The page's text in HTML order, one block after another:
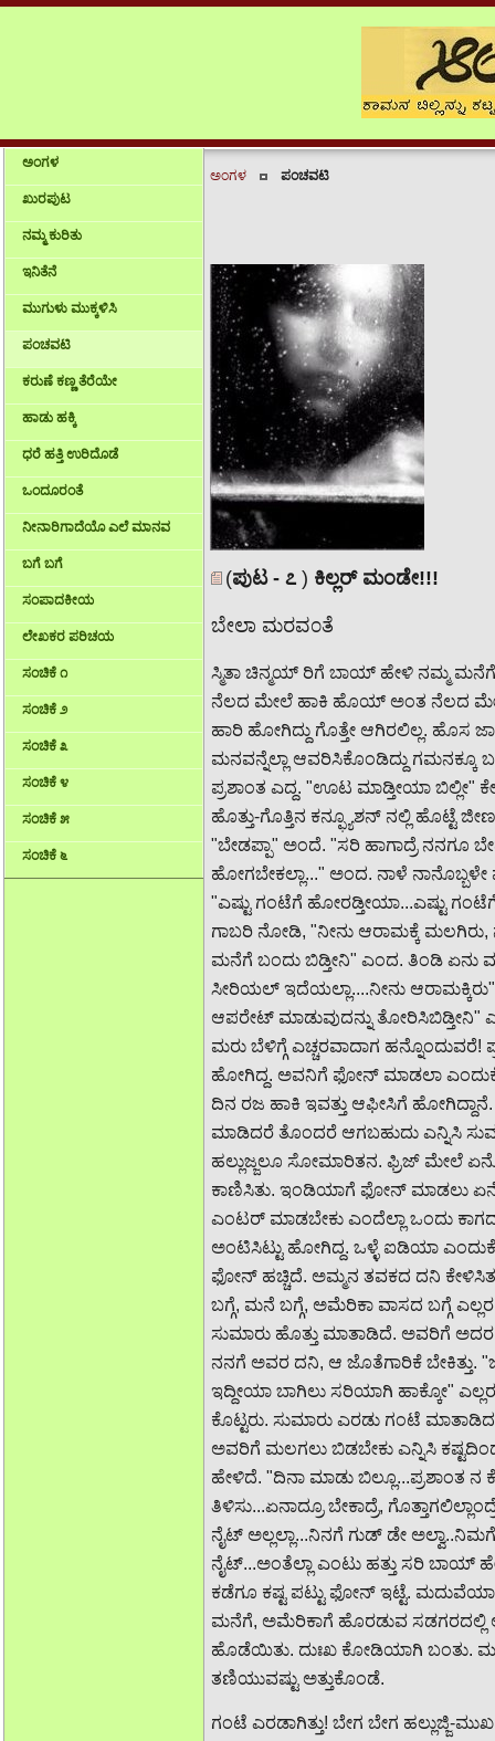
ಅಂಗಳ
ಖುರಪುಟ
ನಮ್ಮ ಕುರಿತು
ಇನಿತೆನೆ
ಮುಗುಳು ಮುಕ್ಕಳಿಸಿ
ಪಂಚವಟಿ
ಕರುಣೆ ಕಣ್ಣ ತೆರೆಯೇ
ಹಾಡು ಹಕ್ಕಿ
ಧರೆ ಹತ್ತಿ ಉರಿದೊಡೆ
ಒಂದೂರಂತೆ
ನೀನಾರಿಗಾದೆಯೊ ಎಲೆ ಮಾನವ
ಬಗೆ ಬಗೆ
ಸಂಪಾದಕೀಯ
ಲೇಖಕರ ಪರಿಚಯ
ಸಂಚಿಕೆ ೧
ಸಂಚಿಕೆ ೨
ಸಂಚಿಕೆ ೩
ಸಂಚಿಕೆ ೪
ಸಂಚಿಕೆ ೫
ಸಂಚಿಕೆ ೬
ಅಂಗಳ ಪಂಚವಟಿ
(ಪುಟ - ೭ ) ಕಿಲ್ಲರ್ ಮಂಡೇ!!!
ಬೇಲಾ ಮರವ೦ತೆ
ಸ್ಮಿತಾ ಚಿನ್ಮಯ್ ರಿಗೆ ಬಾಯ್ ಹೇಳಿ ನಮ್ಮ ಮನೆಗೆ
ನೆಲದ ಮೇಲೆ ಹಾಕಿ ಹೊಯ್ ಅಂತ ನೆಲದ ಮೇಲೆ
ಹಾರಿ ಹೋಗಿದ್ದು ಗೊತ್ತೇ ಆಗಿರಲಿಲ್ಲ. ಹೊಸ
ಮನವನ್ನೆಲ್ಲಾ ಆವರಿಸಿಕೊಂಡಿದ್ದು ಗಮನಕ್ಕೂ
ಪ್ರಶಾಂತ ಎದ್ದ. "ಊಟ ಮಾಡ್ತೀಯಾ ಬಿಲ್ಲೀ"
ಹೊತ್ತು-ಗೊತ್ತಿನ ಕನ್ಫ್ಯೂಶನ್ ನಲ್ಲಿ ಹೊಟ್ಟೆ
"ಬೇಡಪ್ಪಾ" ಅಂದೆ. "ಸರಿ ಹಾಗಾದ್ರೆ ನನಗೂ
ಹೋಗಬೇಕಲ್ಲಾ..." ಅಂದ. ನಾಳೆ
"ಎಷ್ಟು ಗಂಟೆಗೆ ಹೋರಡ್ತೀಯಾ...ಎಷ್ಟು
ಗಾಬರಿ ನೋಡಿ, "ನೀನು ಆರಾಮಕ್ಕೆ ಮಲಗಿರು,
ಮನೆಗೆ ಬಂದು ಬಿಡ್ತೀನಿ" ಎಂದ. ತಿಂಡಿ ಏನು
ಸೀರಿಯಲ್ ಇದೆಯಲ್ಲಾ....ನೀನು
ಆಪರೇಟ್ ಮಾಡುವುದನ್ನು ತೋರಿಸಿಬಿಡ್ತೀನಿ"
ಮರು ಬೆಳಿಗ್ಗೆ ಎಚ್ಚರವಾದಾಗ
ಹೋಗಿದ್ದ. ಅವನಿಗೆ ಫೋನ್ ಮಾಡಲಾ
ದಿನ ರಜ ಹಾಕಿ ಇವತ್ತು ಆಫೀಸಿಗೆ
ಮಾಡಿದರೆ ತೊಂದರೆ ಆಗಬಹುದು ಎನ್ನಿಸಿ
ಹಲ್ಲುಜ್ಜಲೂ ಸೋಮಾರಿತನ. ಫ್ರಿಜ್ ಮೇಲೆ
ಕಾಣಿಸಿತು. ಇಂಡಿಯಾಗೆ ಫೋನ್ ಮಾಡಲು
ಎಂಟರ್ ಮಾಡಬೇಕು ಎಂದೆಲ್ಲಾ ಒಂದು
ಅಂಟಿಸಿಟ್ಟು ಹೋಗಿದ್ದ. ಒಳ್ಳೆ ಐಡಿಯಾ
ಫೋನ್ ಹಚ್ಚಿದೆ. ಅಮ್ಮನ ತವಕದ ದನಿ
ಬಗ್ಗೆ, ಮನೆ ಬಗ್ಗೆ, ಅಮೆರಿಕಾ ವಾಸದ ಬಗ್ಗೆ
ಸುಮಾರು ಹೊತ್ತು ಮಾತಾಡಿದೆ. ಅವರಿಗೆ ಅದರ
ನನಗೆ ಅವರ ದನಿ, ಆ ಜೊತೆಗಾರಿಕೆ ಬೇಕಿತ್ತು.
ಇದ್ದೀಯಾ ಬಾಗಿಲು ಸರಿಯಾಗಿ ಹಾಕ್ಕೋ"
ಕೊಟ್ಟರು. ಸುಮಾರು ಎರಡು ಗಂಟೆ
ಅವರಿಗೆ ಮಲಗಲು ಬಿಡಬೇಕು ಎನ್ನಿಸಿ
ಹೇಳಿದೆ. "ದಿನಾ ಮಾಡು ಬಿಲ್ಲೂ...ಪ್ರಶಾಂತ ನ
ತಿಳಿಸು...ಏನಾದ್ರೂ ಬೇಕಾದ್ರೆ,
ನೈಟ್ ಅಲ್ಲಲ್ಲಾ...ನಿನಗೆ ಗುಡ್ ಡೇ
ನೈಟ್...ಅಂತೆಲ್ಲಾ ಎಂಟು ಹತ್ತು ಸರಿ ಬಾಯ್
ಕಡೆಗೂ ಕಷ್ಟ ಪಟ್ಟು ಫೋನ್ ಇಟ್ಟೆ.
ಮನೆಗೆ, ಅಮೆರಿಕಾಗೆ ಹೊರಡುವ ಸಡಗರದಲ್ಲಿ
ಹೊಡೆಯಿತು. ದುಃಖ ಕೋಡಿಯಾಗಿ ಬಂತು.
ತಣಿಯುವಷ್ಟು ಅತ್ತುಕೊಂಡೆ.
ಗಂಟೆ ಎರಡಾಗಿತ್ತು! ಬೇಗ ಬೇಗ ಹಲ್ಲುಜ್ಜಿ-